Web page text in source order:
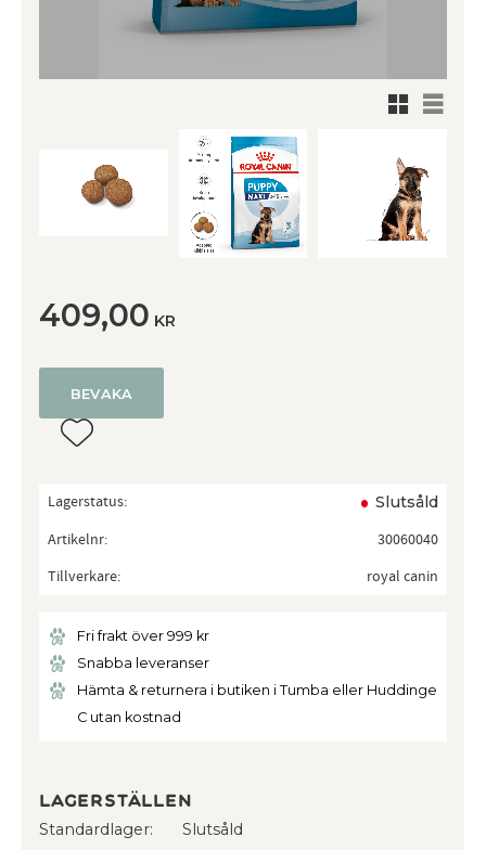
Rutnätsvy
Listvy
409,00 KR
Lägg till i favoriter
BEVAKA
Lagerstatus Slutsåld
Artikelnr
30060040
Tillverkare
royal canin
Fri frakt över 999 kr
Snabba leveranser
Hämta & returnera i butiken i Tumba eller Huddinge
C utan kostnad
Lagerställen
Standardlager Slutsåld